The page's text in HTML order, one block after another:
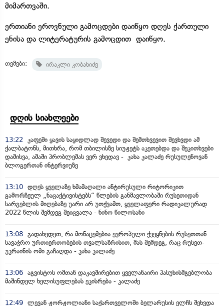
მიმართვაში.
ერთიანი ეროვნული გამოცდები დაიწყო დღეს ქართული
ენისა და ლიტერატურის გამოცდით დაიწყო.
თემები: ირაკლი კობახიძე
დღის სიახლეები
13:22
კაფეში ყავის საყიდლად შევედი და შემთხვევით შევხვდი ამ
ქალბატონს, მითხრა, რომ თბილისზე სიუჟეტს აკეთებდა და შეკითხვები
დამისვა, ამაში პრობლემას ვერ ვხედავ - კახა კალაძე რუსულენოვან
ბლოგერთან ინტერვიუზე
13:10 დღეს ყველაზე ხმამაღალი ანტირუსული რიტორიკით
გამორჩეულ „ნაცაქტივისტებს“ წლების განმავლობაში რუსეთიდან
სარგებლის მიღებაზე უარი არ უთქვამთ, ყველაფერი რადიკალურად
2022 წლის შემდეგ შეიცვალა - ნინო წილოსანი
13:08 გადახედეთ, რა მონაცემებია ევროპული ქვეყნების რუსეთთან
სავაჭრო ურთიერთობების თვალსაზრისით, მას შემდეგ, რაც რუსეთ-
უკრაინის ომი გაჩაღდა - კახა კალაძე
13:06 აგვისტოს ომთან დაკავშირებით ყველანაირი პასუხისმგებლობა
მაშინდელ ხელისუფლებას ეკისრება - კალაძე
12:49 ლევან ჟორჟოლიანი საქართველოში ბელარუსის ელჩს შეხვდა